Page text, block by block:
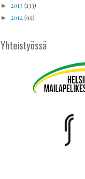
► 2013 (133)
► 2012(99)
Yhteistyössä